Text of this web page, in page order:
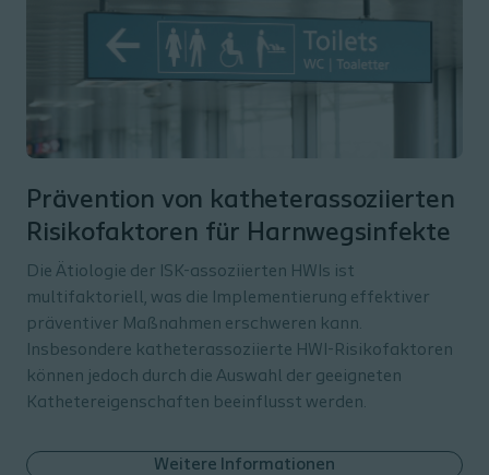
Prävention von katheterassoziierten
Risikofaktoren für Harnwegsinfekte
Die Ätiologie der ISK-assoziierten HWIs ist
multifaktoriell, was die Implementierung effektiver
präventiver Maßnahmen erschweren kann.
Insbesondere katheterassoziierte HWI-Risikofaktoren
können jedoch durch die Auswahl der geeigneten
Kathetereigenschaften beeinflusst werden.
Weitere Informationen